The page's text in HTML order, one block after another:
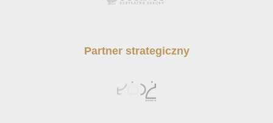
Partner strategiczny